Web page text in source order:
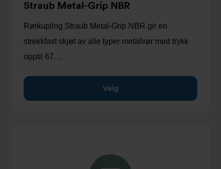
Straub Metal-Grip NBR
Rørkupling Straub Metal-Grip NBR gir en
strekkfast skjøt av alle typer metallrør med trykk
opptil 67…
Velg